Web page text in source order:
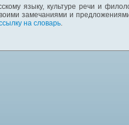
языку, культуре речи и
замечаниями и
на словарь.